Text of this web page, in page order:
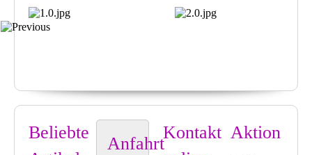
Beliebte
Anfahrt
Kontakt Aktion